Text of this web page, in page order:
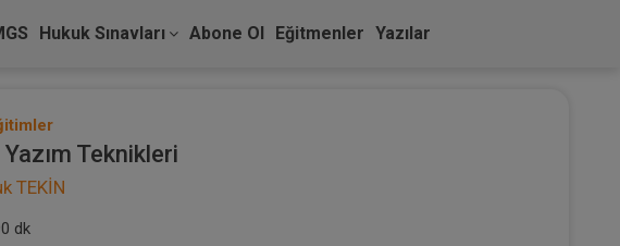
Hukuk Sınavları Abone Ol Eğitmenler Yazılar
Teknikleri
TEKİN
dk